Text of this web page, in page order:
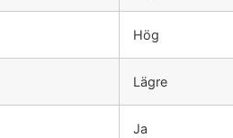
Hög
Lägre
Ja